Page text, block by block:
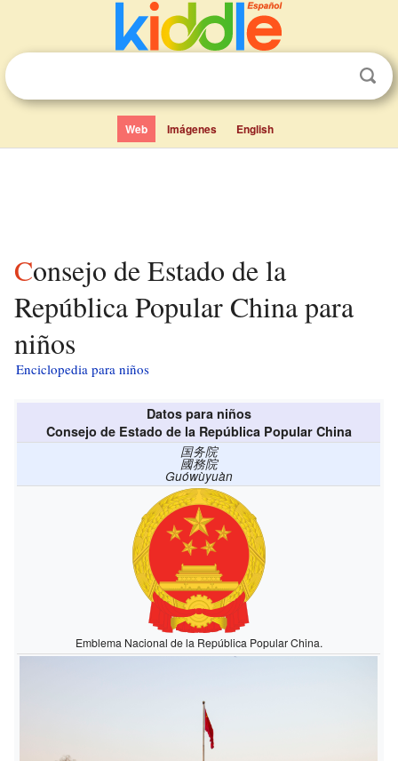
Web Imágenes English
Consejo de Estado de la
República Popular China para
niños
Enciclopedia para niños
Datos para niños
Consejo de Estado de la República Popular China
国务院
國務院
Guówùyuàn
Emblema Nacional de la República Popular China.